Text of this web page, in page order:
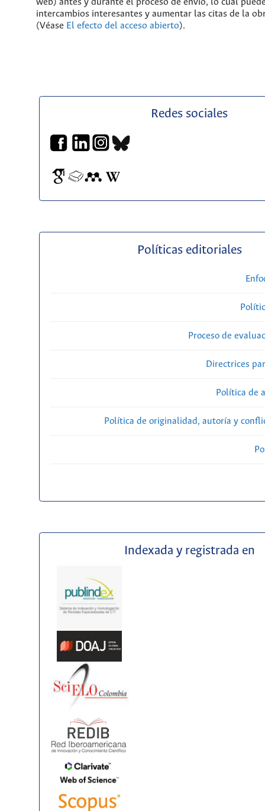
web) antes y durante el proceso de envío, lo cual
intercambios interesantes y aumentar las citas de la
(Véase El efecto del acceso abierto).
Redes sociales
Políticas editoriales
Proceso de
Directrices
Política de
Política de originalidad, autoría y
Indexada y registrada en